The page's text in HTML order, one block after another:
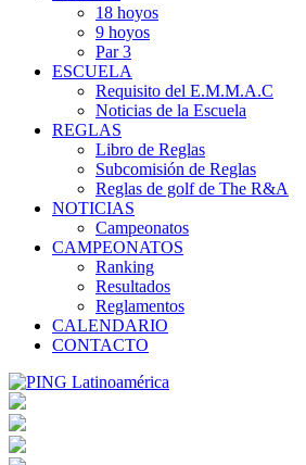
18 hoyos
9 hoyos
Par 3
ESCUELA
Requisito del E.M.M.A.C
Noticias de la Escuela
REGLAS
Libro de Reglas
Subcomisión de Reglas
Reglas de golf de The R&A
NOTICIAS
Campeonatos
CAMPEONATOS
Ranking
Resultados
Reglamentos
CALENDARIO
CONTACTO